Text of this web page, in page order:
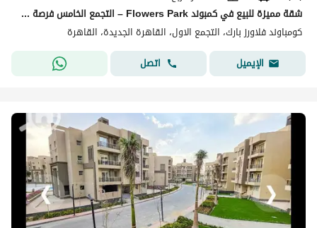
شقة مميزة للبيع في كمبوند Flowers Park – التجمع الخامس فرصة رائعة في أحد أفضل مواقع التجمع الخامس، بجوار الطريق الدائري الجنوبي، والجامعة الأ
كومباوند فلاورز بارك، التجمع الاول، القاهرة الجديدة، القاهرة
الإيميل
اتصل